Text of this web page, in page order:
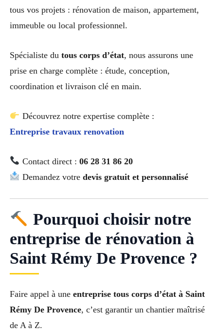
tous vos projets : rénovation de maison, appartement,
immeuble ou local professionnel.
Spécialiste du tous corps d’état, nous assurons une
prise en charge complète : étude, conception,
coordination et livraison clé en main.
Découvrez notre expertise complète :
Entreprise travaux renovation
Contact direct : 06 28 31 86 20
Demandez votre devis gratuit et personnalisé
Pourquoi choisir notre
entreprise de rénovation à
Saint Rémy De Provence ?
Faire appel à une entreprise tous corps d’état à Saint
Rémy De Provence, c’est garantir un chantier maîtrisé
de A à Z.